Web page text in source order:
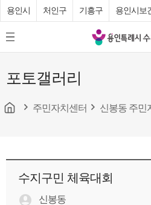
용인시 처인구 기흥구 용인시보
모
바
메
뉴
튼
용
인
수
청
포토갤러리
주민자치센터 신봉동 주민
수지구민 체육대회
신봉동